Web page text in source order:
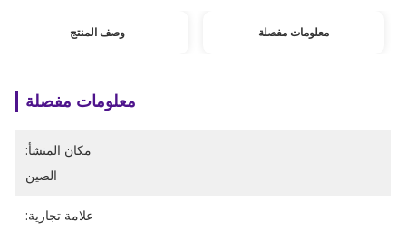
معلومات مفصلة وصف المنتج
معلومات مفصلة
مكان المنشأ:
الصين
علامة تجارية: